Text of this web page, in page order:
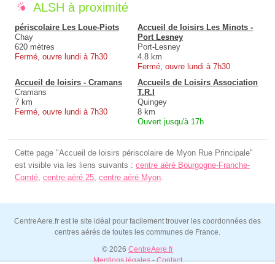
ALSH à proximité
périscolaire Les Loue-Piots
Chay
620 mètres
Fermé, ouvre lundi à 7h30
Accueil de loisirs Les Minots -
Port Lesney
Port-Lesney
4.8 km
Fermé, ouvre lundi à 7h30
Accueil de loisirs - Cramans
Cramans
7 km
Fermé, ouvre lundi à 7h30
Accueils de Loisirs Association
T.R.I
Quingey
8 km
Ouvert jusqu'à 17h
Cette page "Accueil de loisirs périscolaire de Myon Rue Principale"
est visible via les liens suivants : centre aéré Bourgogne-Franche-
Comté, centre aéré 25, centre aéré Myon.
CentreAere.fr est le site idéal pour facilement trouver les coordonnées des
centres aérés de toutes les communes de France.
© 2026 CentreAere.fr
Mentions légales-Contact